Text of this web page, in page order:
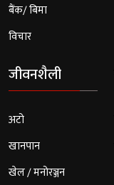
बैंक/ बिमा
विचार
जीवनशैली
अटो
खानपान
खेल / मनोरञ्जन